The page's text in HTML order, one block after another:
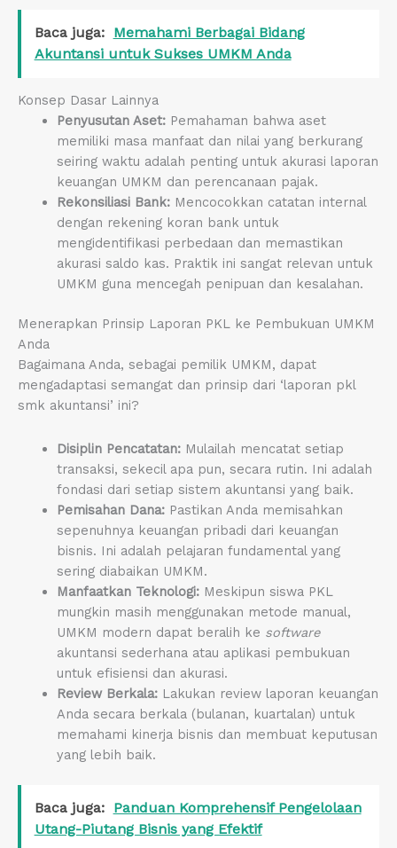
Baca juga:
Memahami Berbagai Bidang
Akuntansi untuk Sukses UMKM Anda
Konsep Dasar Lainnya
Penyusutan Aset:Pemahaman bahwa aset
memiliki masa manfaat dan nilai yang berkurang
seiring waktu adalah penting untuk akurasi laporan
keuangan UMKM dan perencanaan pajak.
Rekonsiliasi Bank:Mencocokkan catatan internal
dengan rekening koran bank untuk
mengidentifikasi perbedaan dan memastikan
akurasi saldo kas. Praktik ini sangat relevan untuk
UMKM guna mencegah penipuan dan kesalahan.
Menerapkan Prinsip Laporan PKL ke Pembukuan UMKM
Anda
Bagaimana Anda, sebagai pemilik UMKM, dapat
mengadaptasi semangat dan prinsip dari ‘laporan pkl
smk akuntansi’ ini?
Disiplin Pencatatan:Mulailah mencatat setiap
transaksi, sekecil apa pun, secara rutin. Ini adalah
fondasi dari setiap sistem akuntansi yang baik.
Pemisahan Dana:Pastikan Anda memisahkan
sepenuhnya keuangan pribadi dari keuangan
bisnis. Ini adalah pelajaran fundamental yang
sering diabaikan UMKM.
Manfaatkan Teknologi:Meskipun siswa PKL
mungkin masih menggunakan metode manual,
UMKM modern dapat beralih ke software
akuntansi sederhana atau aplikasi pembukuan
untuk efisiensi dan akurasi.
Review Berkala:Lakukan review laporan keuangan
Anda secara berkala (bulanan, kuartalan) untuk
memahami kinerja bisnis dan membuat keputusan
yang lebih baik.
Baca juga:
Panduan Komprehensif Pengelolaan
Utang-Piutang Bisnis yang Efektif